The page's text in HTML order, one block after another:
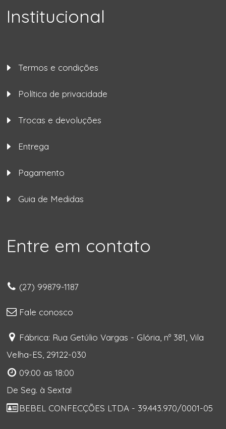
Institucional
Termos e condições
Política de privacidade
Trocas e devoluções
Entrega
Pagamento
Guia de Medidas
Entre em contato
(27) 99879-1187
Fale conosco
Fábrica: Rua Getúlio Vargas - Glória, nº 381, Vila
Velha-ES, 29122-030
09:00 as 18:00
De Seg. à Sexta!
BEBEL CONFECÇÕES LTDA - 39.443.970/0001-05